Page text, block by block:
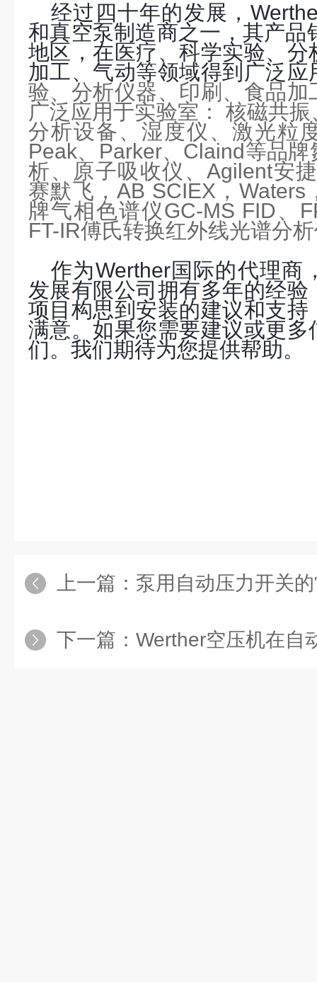
经过四十年的发展，
和真空泵制造商之一，其产品
地区，在医疗、科学实验、
加工、气动等领域得到广泛应
验、分析仪器、印刷、食品
广泛应用于实验室 ： 核磁共振
分析设备、湿度仪、激光粒
Peak、 Parker、 Claind等品牌
析、原子吸收仪、 Agilent安
赛默飞，AB SCIEX ， Waters
牌气相色谱仪GC-MS FID、
FT-IR傅氏转换红外线光谱分
作为Werther国际的代理商
发展有限公司拥有多年的经
项目构思到安装的建议和支
满意。如果您需要建议或更
们。我们期待为您提供帮助。
上一篇： 泵用自动压力开关的常见
下一篇： Werther空压机在自动化高通